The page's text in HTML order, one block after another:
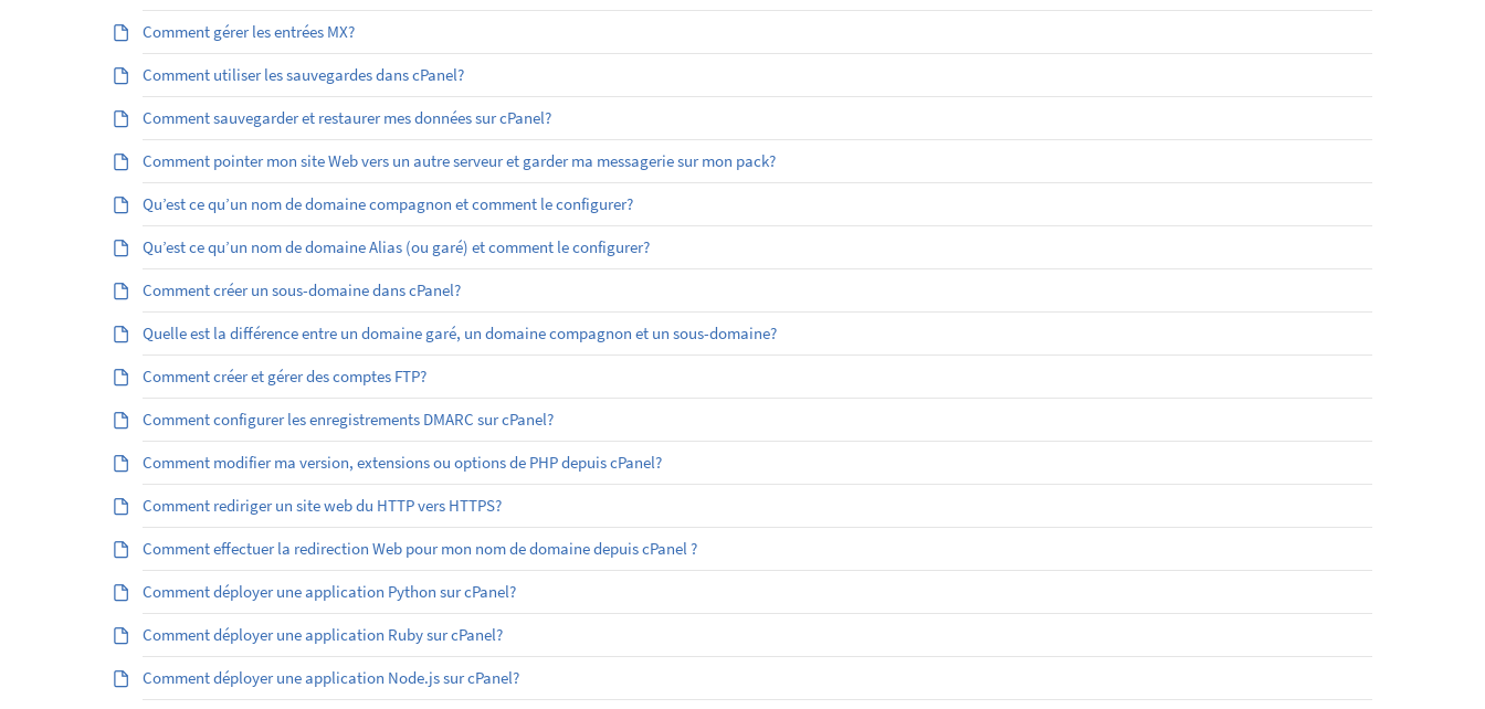
Comment gérer les entrées MX?
Comment utiliser les sauvegardes dans cPanel?
Comment sauvegarder et restaurer mes données sur cPanel?
Comment pointer mon site Web vers un autre serveur et garder ma messagerie sur mon pack?
Qu’est ce qu’un nom de domaine compagnon et comment le configurer?
Qu’est ­ce qu’un nom de domaine Alias (ou garé) et comment le configurer?
Comment créer un sous-domaine dans cPanel?
Quelle est la différence entre un domaine garé, un domaine compagnon et un sous-domaine?
Comment créer et gérer des comptes FTP?
Comment configurer les enregistrements DMARC sur cPanel?
Comment modifier ma version, extensions ou options de PHP depuis cPanel?
Comment rediriger un site web du HTTP vers HTTPS?
Comment effectuer la redirection Web pour mon nom de domaine depuis cPanel ?
Comment déployer une application Python sur cPanel?
Comment déployer une application Ruby sur cPanel?
Comment déployer une application Node.js sur cPanel?